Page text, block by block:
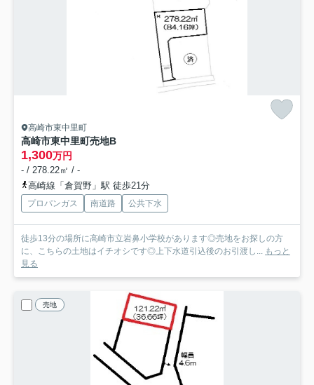
高崎市東中里町
高崎市東中里町売地B
1,300万円
- / 278.22㎡ / -
高崎線「倉賀野」駅 徒歩21分
プロパンガス 南道路 公共下水
徒歩13分の場所に高崎市立岩鼻小学校があります◎売地をお探しの方
に、こちらの土地はイチオシです◎上下水道引込後のお引渡し... もっと
見る
売地